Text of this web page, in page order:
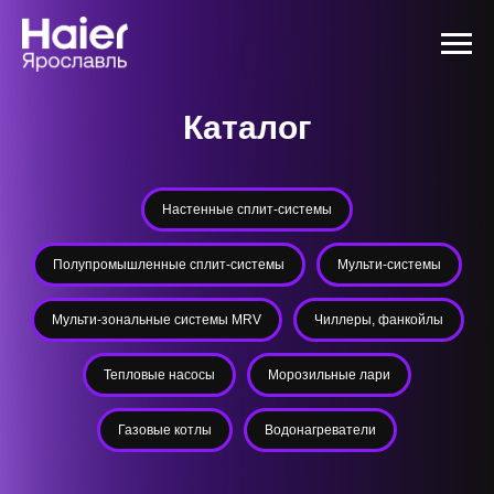
Каталог
Настенные сплит-системы
Полупромышленные сплит-системы Мульти-системы
Мульти-зональные системы MRV Чиллеры, фанкойлы
Тепловые насосы Морозильные лари
Газовые котлы Водонагреватели